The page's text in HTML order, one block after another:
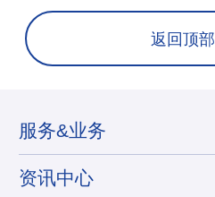
评测账号解析
返回顶部
服务&业务
资讯中心